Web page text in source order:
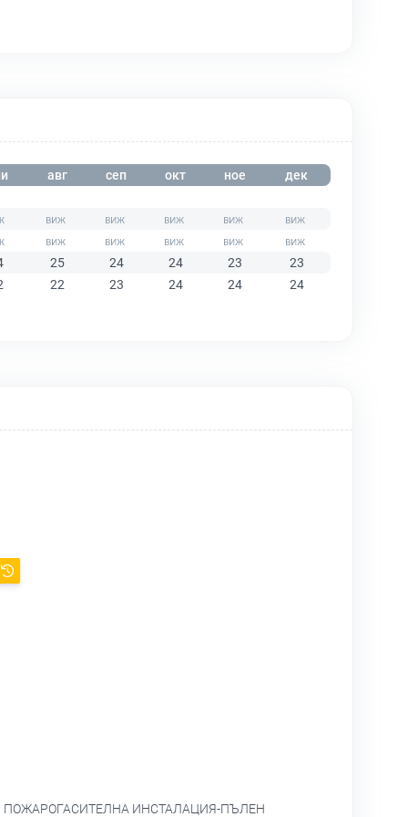
авг сеп окт ное дек
25 24 24 23
23
22 23 24 24 24
ИНСТАЛАЦИЯ-ПЪЛЕН